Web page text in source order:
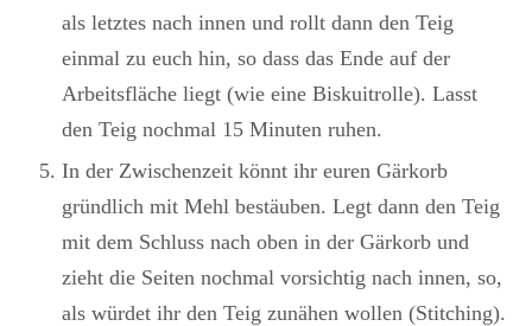
als letztes nach innen und rollt dann den Teig
einmal zu euch hin, so dass das Ende auf der
Arbeitsfläche liegt (wie eine Biskuitrolle). Lasst
den Teig nochmal 15 Minuten ruhen.
In der Zwischenzeit könnt ihr euren Gärkorb
gründlich mit Mehl bestäuben. Legt dann den Teig
mit dem Schluss nach oben in der Gärkorb und
zieht die Seiten nochmal vorsichtig nach innen, so,
als würdet ihr den Teig zunähen wollen (Stitching).